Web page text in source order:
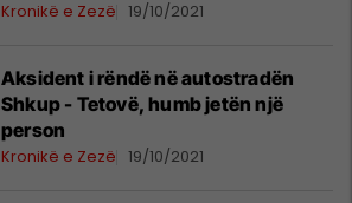
Kronikë e Zezë 19/10/2021
Aksident i rëndë në autostradën
Shkup - Tetovë, humb jetën një
person
Kronikë e Zezë 19/10/2021